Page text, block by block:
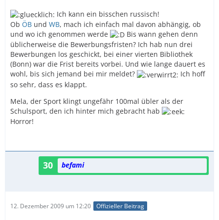
Ich kann ein bisschen russisch!
Ob ÖB und WB, mach ich einfach mal davon abhängig, ob
und wo ich genommen werde
Bis wann gehen denn
üblicherweise die Bewerbungsfristen? Ich hab nun drei
Bewerbungen los geschickt, bei einer vierten Bibliothek
(Bonn) war die Frist bereits vorbei. Und wie lange dauert es
wohl, bis sich jemand bei mir meldet?
Ich hoff
so sehr, dass es klappt.
Mela, der Sport klingt ungefähr 100mal übler als der
Schulsport, den ich hinter mich gebracht hab
Horror!
30 befami
12. Dezember 2009 um 12:20 Offizieller Beitrag